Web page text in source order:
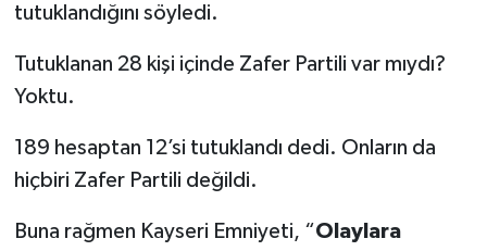
tutuklandığını söyledi.
Tutuklanan 28 kişi içinde Zafer Partili var mıydı?
Yoktu.
189 hesaptan 12’si tutuklandı dedi. Onların da
hiçbiri Zafer Partili değildi.
Buna rağmen Kayseri Emniyeti, “Olaylara